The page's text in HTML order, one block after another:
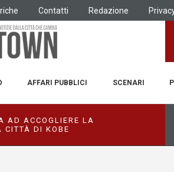
Contatti Redazione
AFFARI PUBBLICI SCENARI
AD ACCOGLIERE LA
CITTÀ DI KOBE